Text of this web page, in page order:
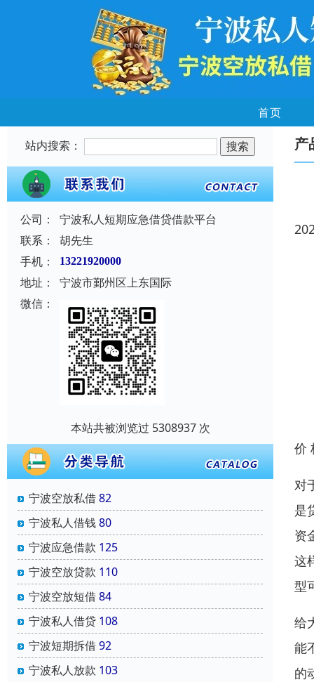
首页
站内搜索：
公司：
宁波私人短期应急借贷借款平台
联系：
胡先生
手机：
13221920000
地址：
宁波市鄞州区上东国际
微信：
本站共被浏览过 5308937 次
宁波空放私借82
宁波私人借钱80
宁波应急借款 125
宁波空放贷款 110
宁波空放短借84
宁波私人借贷 108
宁波短期拆借92
宁波私人放款 103
产
价
对
是
资
这
型
给
能
的